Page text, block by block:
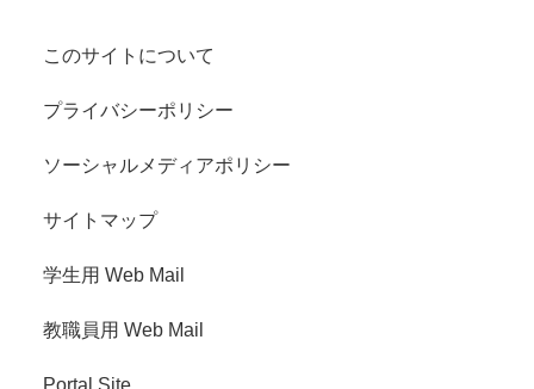
このサイトについて
プライバシーポリシー
ソーシャルメディアポリシー
サイトマップ
学生用 Web Mail
教職員用 Web Mail
Portal Site